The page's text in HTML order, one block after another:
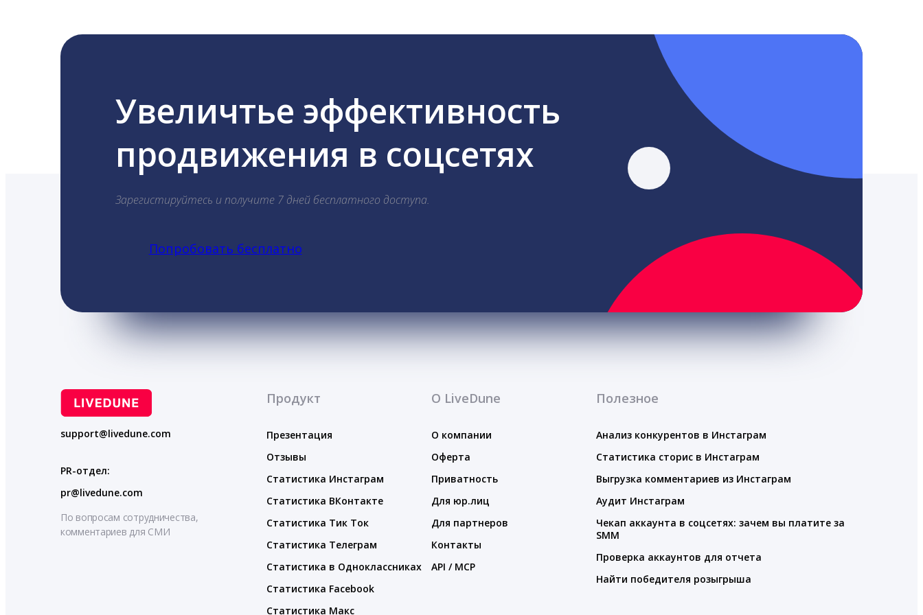
Увеличтье эффективность
продвижения в соцсетях
Зарегистируйтесь и получите 7 дней бесплатного доступа.
Попробовать бесплатно
support@livedune.com
PR-отдел:
pr@livedune.com
По вопросам сотрудничества,
комментариев для СМИ
Продукт
Презентация
Отзывы
Статистика Инстаграм
Статистика ВКонтакте
Статистика Тик Ток
Статистика Телеграм
Статистика в Одноклассниках
Статистика Facebook
Статистика Макс
О LiveDune
О компании
Оферта
Приватность
Для юр.лиц
Для партнеров
Контакты
API / MCP
Полезное
Анализ конкурентов в Инстаграм
Статистика сторис в Инстаграм
Выгрузка комментариев из Инстаграм
Аудит Инстаграм
Чекап аккаунта в соцсетях: зачем вы платите за
SMM
Проверка аккаунтов для отчета
Найти победителя розыгрыша